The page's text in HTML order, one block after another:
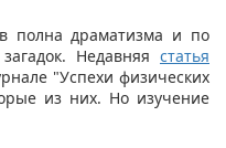
полна драматизма и по
Недавняя статья
"Успехи физических
из них. Но изучение